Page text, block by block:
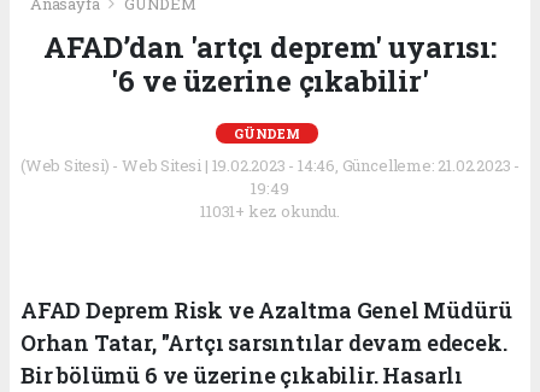
AFAD’dan 'artçı deprem' uyarısı:
'6 ve üzerine çıkabilir'
GÜNDEM
(Web Sitesi) - Web Sitesi | 19.02.2023 - 14:46, Güncelleme: 21.02.2023 -
19:49
11031+ kez okundu.
AFAD Deprem Risk ve Azaltma Genel Müdürü
Orhan Tatar, "Artçı sarsıntılar devam edecek.
Bir bölümü 6 ve üzerine çıkabilir. Hasarlı